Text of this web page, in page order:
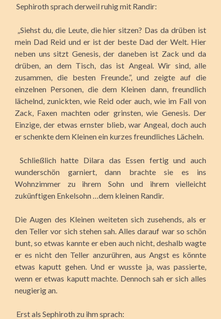
Sephiroth sprach derweil ruhig mit Randir:
„Siehst du, die Leute, die hier sitzen? Das da drüben ist
mein Dad Reid und er ist der beste Dad der Welt. Hier
neben uns sitzt Genesis, der daneben ist Zack und da
drüben, an dem Tisch, das ist Angeal. Wir sind, alle
zusammen, die besten Freunde.”, und zeigte auf die
einzelnen Personen, die dem Kleinen dann, freundlich
lächelnd, zunickten, wie Reid oder auch, wie im Fall von
Zack, Faxen machten oder grinsten, wie Genesis. Der
Einzige, der etwas ernster blieb, war Angeal, doch auch
er schenkte dem Kleinen ein kurzes freundliches Lächeln.
Schließlich hatte Dilara das Essen fertig und auch
wunderschön garniert, dann brachte sie es ins
Wohnzimmer zu ihrem Sohn und ihrem vielleicht
zukünftigen Enkelsohn …dem kleinen Randir.
Die Augen des Kleinen weiteten sich zusehends, als er
den Teller vor sich stehen sah. Alles darauf war so schön
bunt, so etwas kannte er eben auch nicht, deshalb wagte
er es nicht den Teller anzurühren, aus Angst es könnte
etwas kaputt gehen. Und er wusste ja, was passierte,
wenn er etwas kaputt machte. Dennoch sah er sich alles
neugierig an.
Erst als Sephiroth zu ihm sprach: